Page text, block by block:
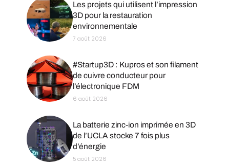
Les projets qui utilisent l’impression
3D pour la restauration
environnementale
7 août 2026
#Startup3D : Kupros et son filament
de cuivre conducteur pour
l’électronique FDM
6 août 2026
La batterie zinc-ion imprimée en 3D
de l’UCLA stocke 7 fois plus
d’énergie
5 août 2026